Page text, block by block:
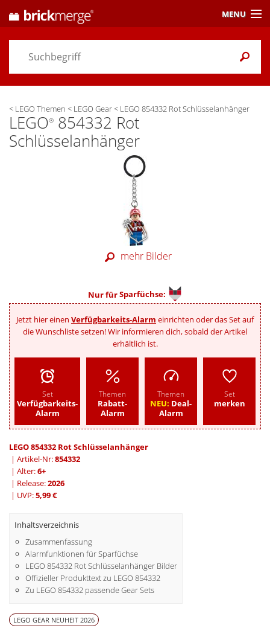
< LEGO Themen < LEGO Gear< LEGO 854332 Rot Schlüsselanhänger
LEGO® 854332 Rot
Schlüsselanhänger
mehr Bilder
Nur fürSparfüchse:
Jetzt hier einen Verfügbarkeits-Alarm einrichten oder das Set auf
die Wunschliste setzen! Wir informieren dich, sobald der Artikel
erhältlich ist.
Set
Verfügbarkeits-
Alarm
Themen
Rabatt-
Alarm
Themen
NEU: Deal-
Alarm
Set
merken
LEGO 854332 Rot Schlüsselanhänger
| Artikel-Nr:854332
| Alter:6+
| Release:2026
| UVP:5,99 €
Inhaltsverzeichnis
Zusammenfassung
Alarmfunktionen für Sparfüchse
LEGO 854332 Rot Schlüsselanhänger Bilder
Offizieller Produkttext zu LEGO 854332
Zu LEGO 854332 passende Gear Sets
LEGO GEAR NEUHEIT 2026
MENU
Preisvergleich
Themen/ Händler
Alarme & Wunschlisten